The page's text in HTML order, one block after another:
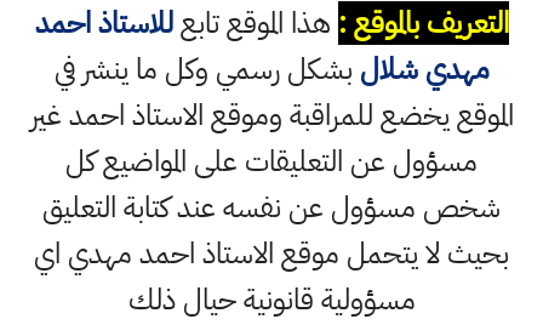
التعريف بالموقع : هذا الموقع تابعللاستاذ احمد
مهدي شلال بشكل رسمي وكل ما ينشر في
الموقع يخضع للمراقبة وموقع الاستاذ احمد غير
مسؤول عن التعليقات على المواضيع كل
شخص مسؤول عن نفسه عند كتابة التعليق
بحيث لا يتحمل موقع الاستاذ احمد مهدي اي
مسؤولية قانونية حيال ذلك